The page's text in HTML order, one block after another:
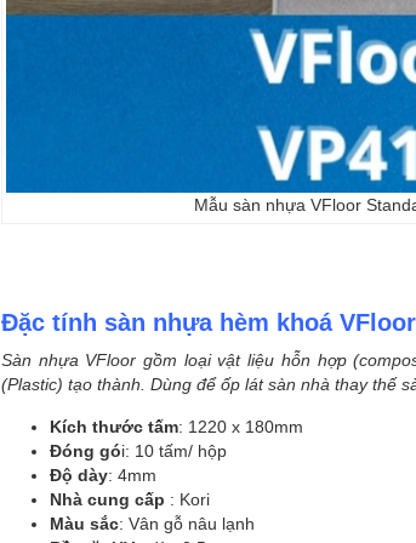
Mẫu sàn nhựa VFloor
Đặc tính sàn nhựa hèm khoá
Sàn nhựa VFloor gồm loại vật liệu hỗn hợp
(Plastic) tạo thành. Dùng để ốp lát sàn nhà thay thế
Kích thước tấm: 1220 x 180mm
Đóng gói: 10 tấm/ hộp
Độ dày: 4mm
Nhà cung cấp : Kori
Màu sắc: Vân gỗ nâu lạnh